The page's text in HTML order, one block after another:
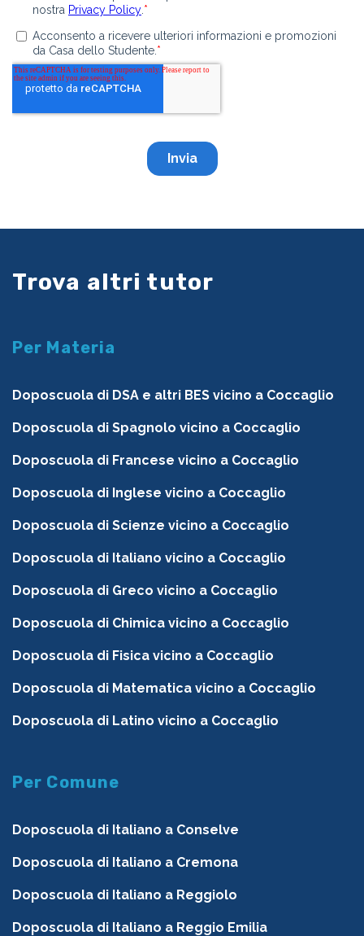
Trova altri tutor
Per Materia
Doposcuola di DSA e altri BES vicino a Coccaglio
Doposcuola di Spagnolo vicino a Coccaglio
Doposcuola di Francese vicino a Coccaglio
Doposcuola di Inglese vicino a Coccaglio
Doposcuola di Scienze vicino a Coccaglio
Doposcuola di Italiano vicino a Coccaglio
Doposcuola di Greco vicino a Coccaglio
Doposcuola di Chimica vicino a Coccaglio
Doposcuola di Fisica vicino a Coccaglio
Doposcuola di Matematica vicino a Coccaglio
Doposcuola di Latino vicino a Coccaglio
Per Comune
Doposcuola di Italiano a Conselve
Doposcuola di Italiano a Cremona
Doposcuola di Italiano a Reggiolo
Doposcuola di Italiano a Reggio Emilia